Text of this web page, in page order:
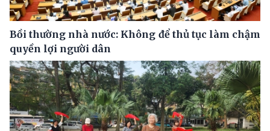
Bồi thường nhà nước: Không để thủ tục làm chậm
quyền lợi người dân